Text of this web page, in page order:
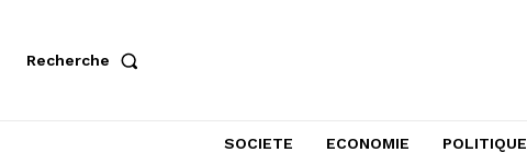
Recherche
SOCIETE ECONOMIE POLITIQUE